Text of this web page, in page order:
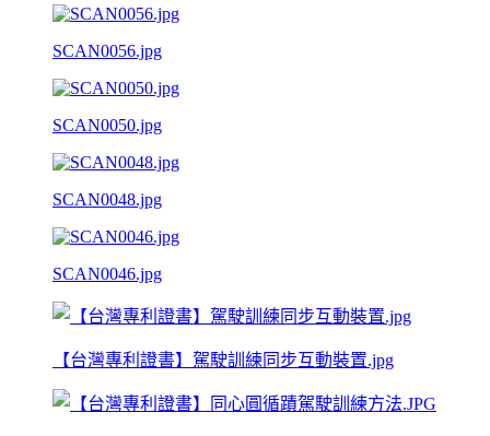
SCAN0056.jpg
SCAN0050.jpg
SCAN0048.jpg
SCAN0046.jpg
【台灣專利證書】駕駛訓練同步互動裝置.jpg